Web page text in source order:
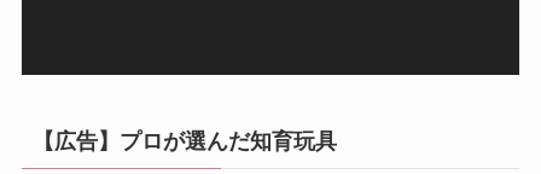
【広告】プロが選んだ知育玩具